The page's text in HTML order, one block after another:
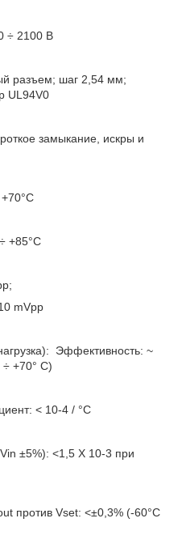
÷ 2100 В
разъем; шаг 2,54 мм;
UL94V0
замыкание, искры и
+85°С
mVpp
Эффективность: ~
+70° C)
< 10-4 / °С
±5%): <1,5 X 10-3 при
против Vset: <±0,3% (-60°С